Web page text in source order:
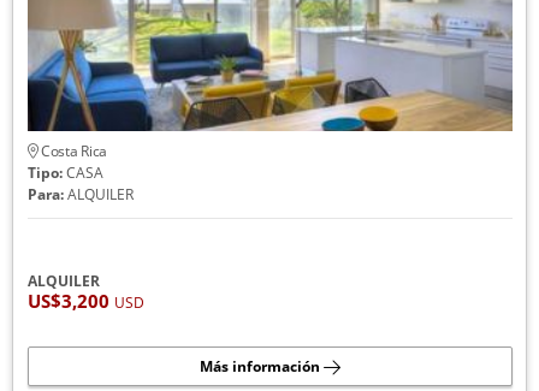
Costa Rica
Tipo:CASA
Para:ALQUILER
ALQUILER
US$3,200 USD
Más información